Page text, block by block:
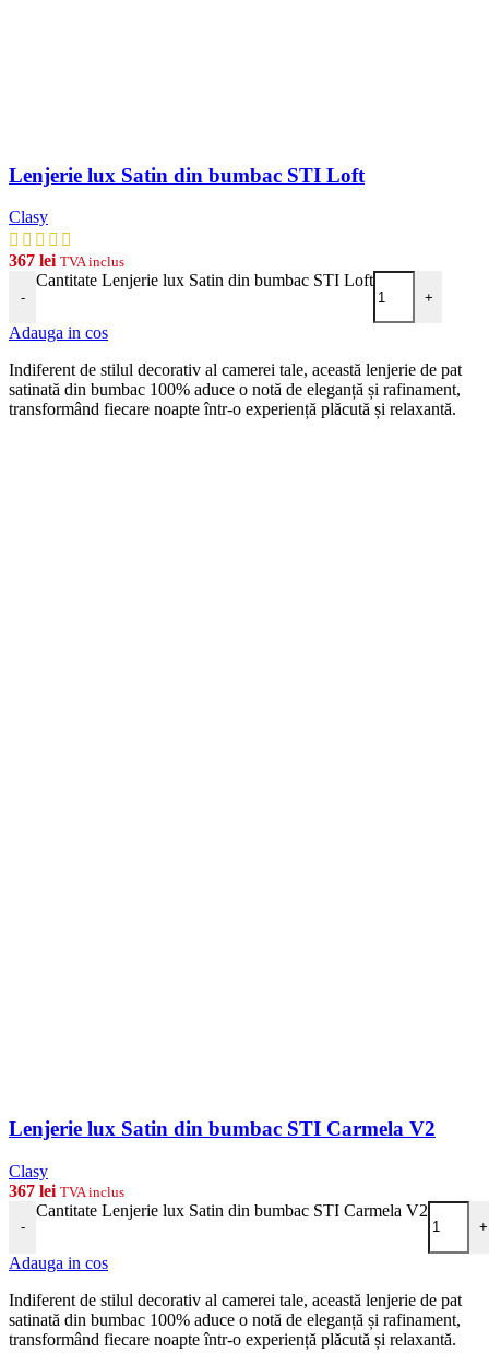
Lenjerie lux Satin din bumbac STI Loft
Clasy
367 lei TVA inclus
-
Cantitate Lenjerie lux Satin din bumbac STI Loft
+
Adauga in cos
Indiferent de stilul decorativ al camerei tale, această lenjerie de pat
satinată din bumbac 100% aduce o notă de eleganță și rafinament,
transformând fiecare noapte într-o experiență plăcută și relaxantă.
Lenjerie lux Satin din bumbac STI Carmela V2
Clasy
367 lei TVA inclus
-
Cantitate Lenjerie lux Satin din bumbac STI Carmela V2
+
Adauga in cos
Indiferent de stilul decorativ al camerei tale, această lenjerie de pat
satinată din bumbac 100% aduce o notă de eleganță și rafinament,
transformând fiecare noapte într-o experiență plăcută și relaxantă.